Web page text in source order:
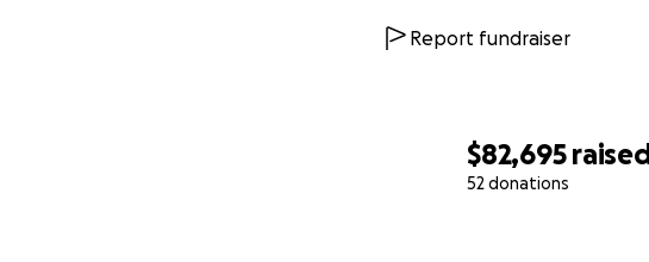
$82,695 raised
52 donations
Report fundraiser